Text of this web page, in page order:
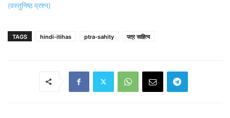
(वस्तुनिष्ठ प्रश्न)
TAGS hindi-itihas ptra-sahity पत्र साहित्य